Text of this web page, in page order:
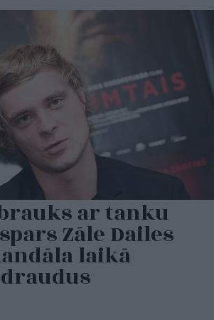
ar tanku
Zāle Dailes
laikā